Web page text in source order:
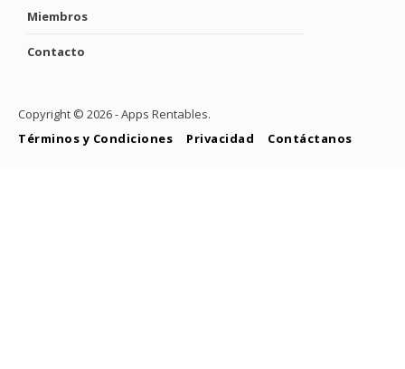
Miembros
Contacto
Copyright © 2026 - Apps Rentables.
Términos y Condiciones
Privacidad Contáctanos